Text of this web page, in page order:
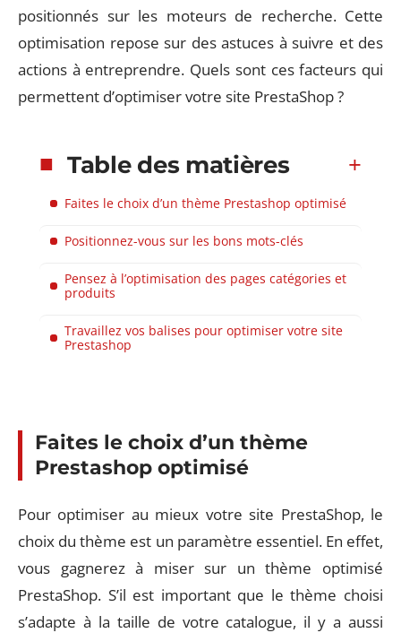
positionnés sur les moteurs de recherche. Cette
optimisation repose sur des astuces à suivre et des
actions à entreprendre. Quels sont ces facteurs qui
permettent d’optimiser votre site PrestaShop ?
Table des matières
Faites le choix d’un thème Prestashop optimisé
Positionnez-vous sur les bons mots-clés
Pensez à l’optimisation des pages catégories et
produits
Travaillez vos balises pour optimiser votre site
Prestashop
Faites le choix d’un thème
Prestashop optimisé
Pour optimiser au mieux votre site PrestaShop, le
choix du thème est un paramètre essentiel. En effet,
vous gagnerez à miser sur un thème optimisé
PrestaShop. S’il est important que le thème choisi
s’adapte à la taille de votre catalogue, il y a aussi